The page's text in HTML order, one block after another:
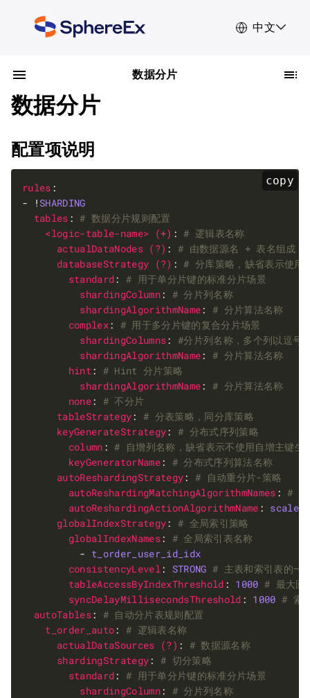
中文
数据分片
数据分片
配置项说明
copy
rules
- ! SHARDING
tables : # 数据分片规则配置
<logic-table-name> (+) : # 逻辑表名称
actualDataNodes (?) : # 由数据源名 + 表名组成
databaseStrategy (?) : # 分库策略，缺省表示使用
standard: # 用于单分片键的标准分片场景
shardingColumn: # 分片列名称
shardingAlgorithmName: # 分片算法名称
complex: # 用于多分片键的复合分片场景
shardingColumns: #分片列名称，多个列以逗号
shardingAlgorithmName: # 分片算法名称
hint: # Hint 分片策略
shardingAlgorithmName: # 分片算法名称
none: # 不分片
tableStrategy: # 分表策略，同分库策略
keyGenerateStrategy: # 分布式序列策略
column : # 自增列名称，缺省表示不使用自增主键生
keyGeneratorName: # 分布式序列算法名称
autoReshardingStrategy: # 自动重分片-策略
autoReshardingMatchingAlgorithmNames : # 自
autoReshardingActionAlgorithmName :
globalIndexStrategy: # 全局索引策略
globalIndexNames: # 全局索引表名称
          -
t_order_user_id_idx
consistencyLevel: STRONG # 主表和索引表的一
tableAccessByIndexThreshold : 1000 # 最大回
syncDelayMillisecondsThreshold : 1000 # 索
autoTables: # 自动分片表规则配置
t_order_auto: # 逻辑表名称
actualDataSources (?) : # 数据源名称
shardingStrategy: # 切分策略
standard: # 用于单分片键的标准分片场景
shardingColumn: # 分片列名称